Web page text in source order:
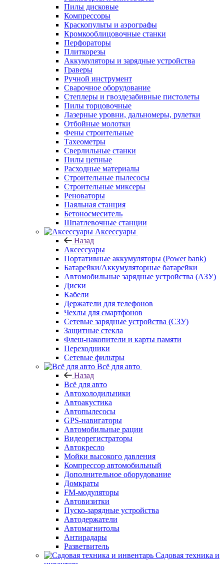
Пилы дисковые
Компрессоры
Краскопульты и аэрографы
Кромкооблицовочные станки
Перфораторы
Плиткорезы
Аккумуляторы и зарядные устройства
Граверы
Ручной инструмент
Сварочное оборудование
Степлеры и гвоздезабивные пистолеты
Пилы торцовочные
Лазерные уровни, дальномеры, рулетки
Отбойные молотки
Фены строительные
Тахеометры
Сверлильные станки
Пилы цепные
Расходные материалы
Строительные пылесосы
Строительные миксеры
Реноваторы
Паяльная станция
Бетоносмеситель
Шпатлевочные станции
Аксессуары
Назад
Аксессуары
Портативные аккумуляторы (Power bank)
Батарейки/Аккумуляторные батарейки
Автомобильные зарядные устройства (АЗУ)
Диски
Кабели
Держатели для телефонов
Чехлы для смартфонов
Сетевые зарядные устройства (СЗУ)
Защитные стекла
Флеш-накопители и карты памяти
Переходники
Сетевые фильтры
Всё для авто
Назад
Всё для авто
Автохолодильники
Автоакустика
Автопылесосы
GPS-навигаторы
Автомобильные рации
Видеорегистраторы
Автокресло
Мойки высокого давления
Компрессор автомобильный
Дополнительное оборудование
Домкраты
FM-модуляторы
Автовизитки
Пуско-зарядные устройства
Автодержатели
Автомагнитолы
Антирадары
Разветвитель
Садовая техника и